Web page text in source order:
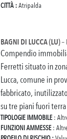
CITTÀ : Atripalda
BAGNI DI LUCCA (LU) –
Compendio
Ferretti situato in
Lucca, comune in
fabbricato,
su tre piani fuori
TIPOLOGIE IMMOBILE :
FUNZIONI AMMESSE :